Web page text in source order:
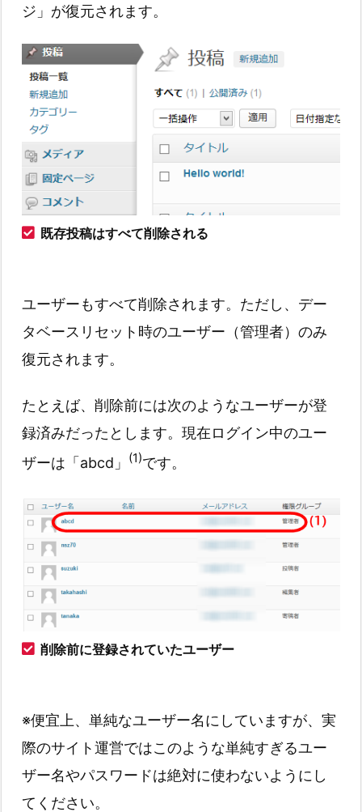
ジ」が復元されます。
既存投稿はすべて削除される
ユーザーもすべて削除されます。ただし、デー
タベースリセット時のユーザー（管理者）のみ
復元されます。
たとえば、削除前には次のようなユーザーが登
録済みだったとします。現在ログイン中のユー
ザーは「abcd」
(1)です。
削除前に登録されていたユーザー
※便宜上、単純なユーザー名にしていますが、実
際のサイト運営ではこのような単純すぎるユー
ザー名やパスワードは絶対に使わないようにし
てください。